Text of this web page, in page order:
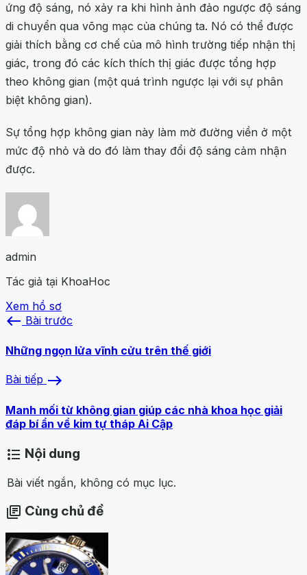
ứng độ sáng, nó xảy ra khi hình ảnh đảo ngược độ sáng
di chuyển qua võng mạc của chúng ta. Nó có thể được
giải thích bằng cơ chế của mô hình trường tiếp nhận thị
giác, trong đó các kích thích thị giác được tổng hợp
theo không gian (một quá trình ngược lại với sự phân
biệt không gian).
Sự tổng hợp không gian này làm mờ đường viền ở một
mức độ nhỏ và do đó làm thay đổi độ sáng cảm nhận
được.
admin
Tác giả tại KhoaHoc
Xem hồ sơ
west Bài trước
Những ngọn lửa vĩnh cửu trên thế giới
Bài tiếp east
Manh mối từ không gian giúp các nhà khoa học giải
đáp bí ẩn về kim tự tháp Ai Cập
format_list_bulleted Nội dung
Bài viết ngắn, không có mục lục.
library_books Cùng chủ đề